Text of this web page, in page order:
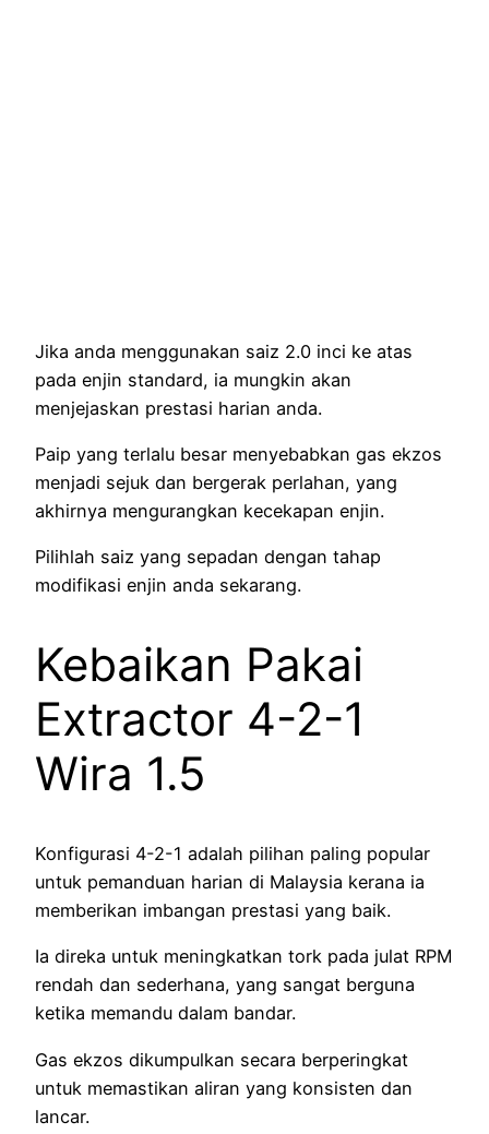
Jika anda menggunakan saiz 2.0 inci ke atas
pada enjin standard, ia mungkin akan
menjejaskan prestasi harian anda.
Paip yang terlalu besar menyebabkan gas ekzos
menjadi sejuk dan bergerak perlahan, yang
akhirnya mengurangkan kecekapan enjin.
Pilihlah saiz yang sepadan dengan tahap
modifikasi enjin anda sekarang.
Kebaikan Pakai
Extractor 4-2-1
Wira 1.5
Konfigurasi 4-2-1 adalah pilihan paling popular
untuk pemanduan harian di Malaysia kerana ia
memberikan imbangan prestasi yang baik.
Ia direka untuk meningkatkan tork pada julat RPM
rendah dan sederhana, yang sangat berguna
ketika memandu dalam bandar.
Gas ekzos dikumpulkan secara berperingkat
untuk memastikan aliran yang konsisten dan
lancar.